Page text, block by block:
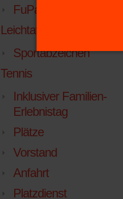
FuPa.net
Leichtathletik
Sportabzeichen
Tennis
Inklusiver Familien-
Erlebnistag
Plätze
Vorstand
Anfahrt
Platzdienst